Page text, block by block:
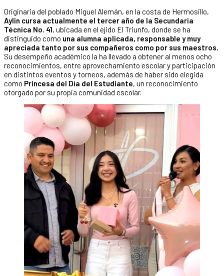
Originaria del poblado Miguel Alemán, en la costa de Hermosillo,
Aylin cursa actualmente el tercer año de la Secundaria
Técnica No. 41, ubicada en el ejido El Triunfo, donde se ha
distinguido como una alumna aplicada, responsable y muy
apreciada tanto por sus compañeros como por sus maestros.
Su desempeño académico la ha llevado a obtener al menos ocho
reconocimientos, entre aprovechamiento escolar y participación
en distintos eventos y torneos, además de haber sido elegida
como Princesa del Día del Estudiante, un reconocimiento
otorgado por su propia comunidad escolar.